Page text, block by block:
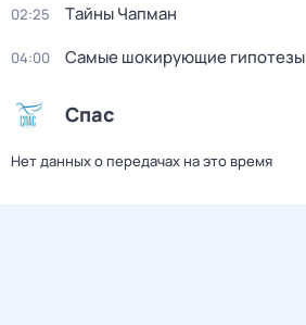
02:25 Тaйны Чапман
04:00 Самые шoкиpующие гипотезы
Спас
Нет данных о передачах на это время